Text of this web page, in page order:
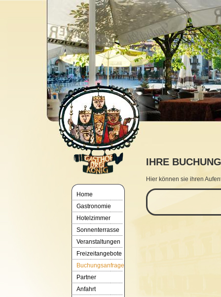
Home
Gastronomie
Hotelzimmer
Sonnenterrasse
Veranstaltungen
Freizeitangebote
Buchungsanfrage
Partner
Anfahrt
IHRE
Hier können sie ihren